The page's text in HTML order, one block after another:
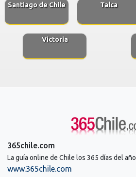
Santiago de Chile Talca
Victoria
365chile.com
La guía online de Chile los 365 días del año
www.365chile.com